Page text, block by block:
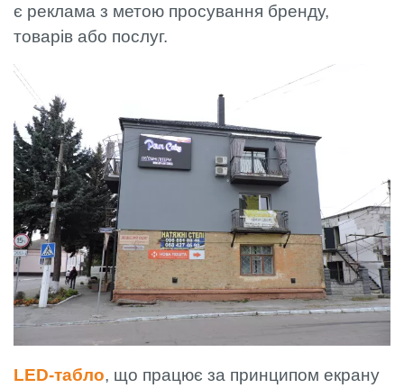
є реклама з метою просування бренду,
товарів або послуг.
LED-табло, що працює за принципом екрану